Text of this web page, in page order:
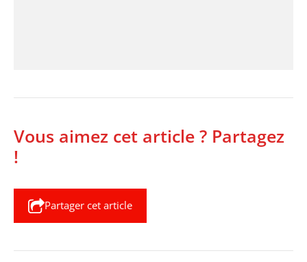
Vous aimez cet article ? Partagez
!
Partager cet article